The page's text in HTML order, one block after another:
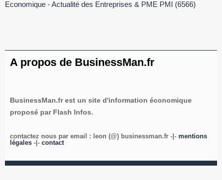
Economique - Actualité des Entreprises & PME PMI
(6566)
A propos de BusinessMan.fr
BusinessMan.fr est un site d'information économique
proposé par Flash Infos.
contactez nous par email : leon (@) businessman.fr -|- mentions
légales -|- contact